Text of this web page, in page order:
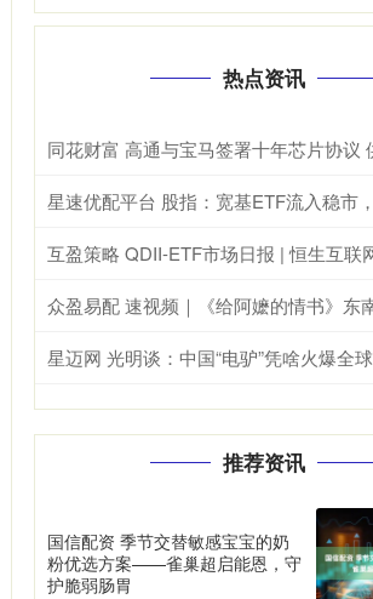
热点资讯
星迈网 光明谈：中国“电驴”凭啥火爆全球
推荐资讯
国信配资 季节交替敏感宝宝的奶
粉优选方案——雀巢超启能恩，守
护脆弱肠胃